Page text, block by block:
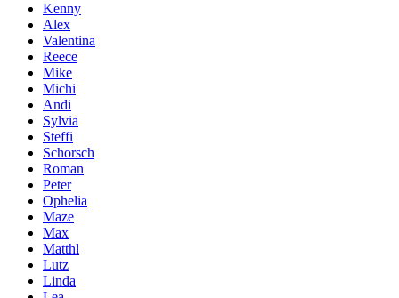
Kenny
Alex
Valentina
Reece
Mike
Michi
Andi
Sylvia
Steffi
Schorsch
Roman
Peter
Ophelia
Maze
Max
Matthl
Lutz
Linda